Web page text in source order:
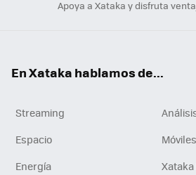
Apoya a Xataka y disfruta
En Xataka hablamos de...
Streaming
Espacio
Móviles
Energía